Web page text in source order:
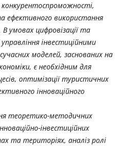
ефективного використання
умовах цифровізації та
інвестиційними
моделей, заснованих на
є необхідним для
оптимізації туристичних
інноваційного
теоретико-методичних
інвестиційних
та територіях, аналіз ролі